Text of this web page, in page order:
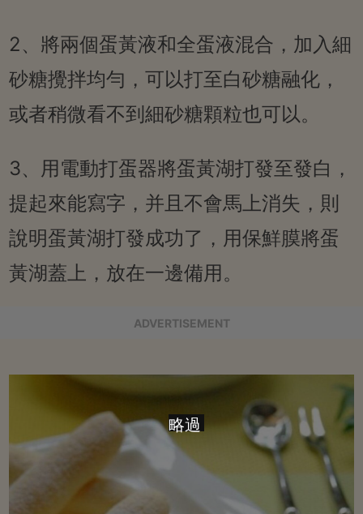
2、將兩個蛋黃液和全蛋液混合，加入細
砂糖攪拌均勻，可以打至白砂糖融化，
或者稍微看不到細砂糖顆粒也可以。
3、用電動打蛋器將蛋黃湖打發至發白，
提起來能寫字，并且不會馬上消失，則
說明蛋黃湖打發成功了，用保鮮膜將蛋
黃湖蓋上，放在一邊備用。
ADVERTISEMENT
略過